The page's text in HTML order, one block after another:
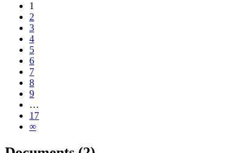
1
2
3
4
5
6
7
8
9
…
17
∞